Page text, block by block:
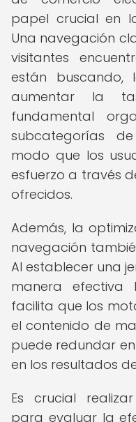
papel crucial en
Una navegación
visitantes
están
aumentar la
fundamental
subcategorías
modo que los
esfuerzo a través
ofrecidos.
Además, la
navegación
Al establecer una
manera efectiva
facilita que los
el contenido de
puede redundar
en los resultados
Es crucial
para evaluar la